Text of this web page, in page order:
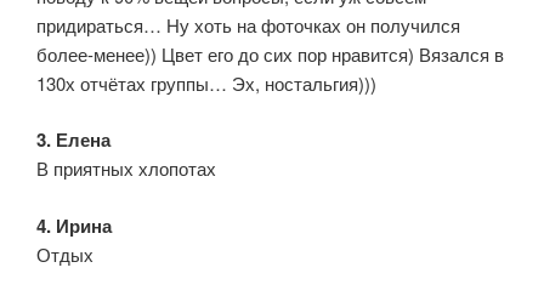
придираться… Ну хоть на фоточках он получился
более-менее)) Цвет его до сих пор нравится) Вязался в
130х отчётах группы… Эх, ностальгия)))
3. Елена
В приятных хлопотах
4. Ирина
Отдых